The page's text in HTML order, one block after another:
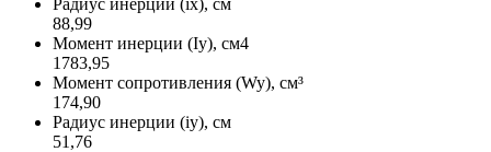
88,99
Момент инерции (Iy), см4
1783,95
Момент сопротивления (Wy), см³
174,90
Радиус инерции (iy), см
51,76